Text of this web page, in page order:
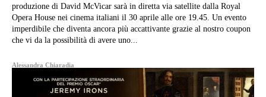
produzione di David McVicar sarà in diretta via satellite dalla Royal
Opera House nei cinema italiani il 30 aprile alle ore 19.45. Un evento
imperdibile che diventa ancora più accattivante grazie al nostro coupon
che vi da la possibilità di avere uno...
Alessandra Chiaradia